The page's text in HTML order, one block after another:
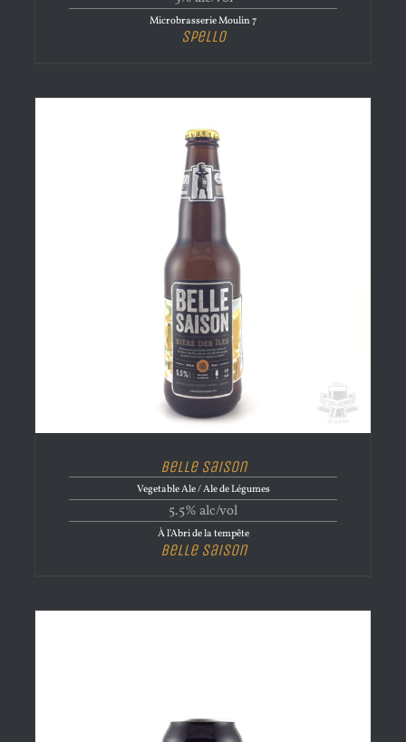
Microbrasserie Moulin 7
Spello
Belle Saison
Vegetable Ale / Ale de Légumes
5.5% alc/vol
À l'Abri de la tempête
Belle Saison